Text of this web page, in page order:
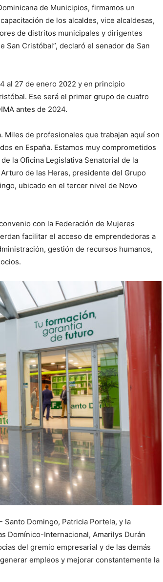
de Municipios, firmamos un
de los alcaldes, vice alcaldesas,
de distritos municipales y dirigentes
San Cristóbal”, declaró el senador de San
al 27 de enero 2022 y en principio
Ese será el primer grupo de cuatro
antes de 2024.
Miles de profesionales que trabajan aquí son
en España. Estamos muy comprometidos
la Oficina Legislativa Senatorial de la
de las Heras, presidente del Grupo
ubicado en el tercer nivel de Novo
con la Federación de Mujeres
facilitar el acceso de emprendedoras a
gestión de recursos humanos,
Santo Domingo, Patricia Portela, y la
Domínico-Internacional, Amarilys Durán
del gremio empresarial y de las demás
empleos y mejorar constantemente la